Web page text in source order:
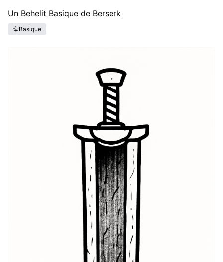
Un Behelit Basique de Berserk
Basique